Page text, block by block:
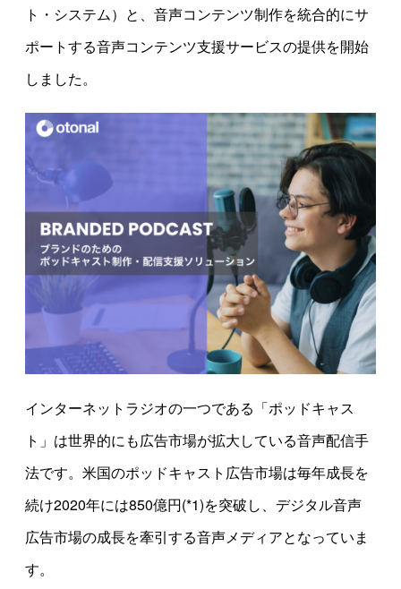
ト・システム）と、音声コンテンツ制作を統合的にサ
ポートする音声コンテンツ支援サービスの提供を開始
しました。
インターネットラジオの一つである「ポッドキャス
ト」は世界的にも広告市場が拡大している音声配信手
法です。米国のポッドキャスト広告市場は毎年成長を
続け2020年には850億円(*1)を突破し、デジタル音声
広告市場の成長を牽引する音声メディアとなっていま
す。